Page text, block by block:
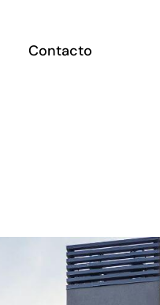
Contacto